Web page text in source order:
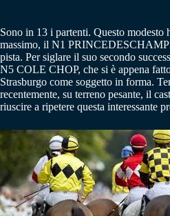
Sono in 13 i partenti. Questo modesto
massimo, il N1
pista. Per siglare il suo secondo
N5 COLE CHOP, che si è appena
Strasburgo come soggetto in forma.
recentemente, su terreno pesante, il
riuscire a ripetere questa interessante